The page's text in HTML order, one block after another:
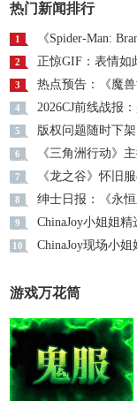
热门新闻排行
1
2
3
4
5
6
7
8
9
10
游戏万花筒